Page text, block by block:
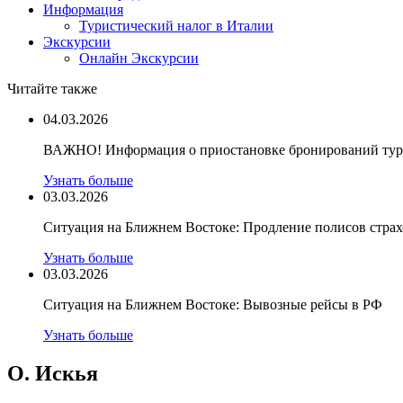
Информация
Туристический налог в Италии
Экскурсии
Онлайн Экскурсии
Читайте также
04.03.2026
ВАЖНО! Информация о приостановке бронирований
Узнать больше
03.03.2026
Ситуация на Ближнем Востоке: Продление полисов
Узнать больше
03.03.2026
Ситуация на Ближнем Востоке: Вывозные рейсы в РФ
Узнать больше
О. Искья